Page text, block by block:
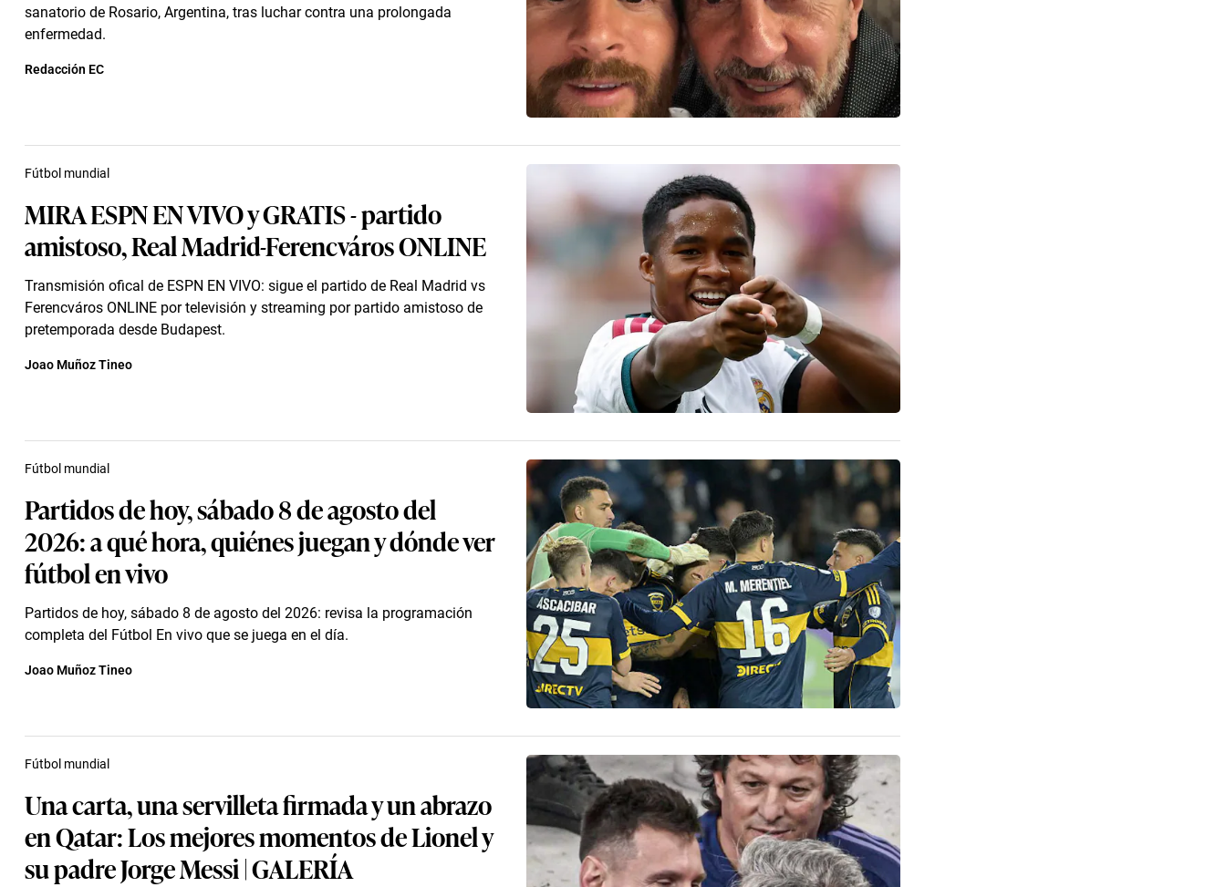
sanatorio de Rosario, Argentina, tras luchar contra una prolongada
enfermedad.
Redacción EC
MIRA ESPN EN VIVO y GRATIS - partido
amistoso, Real Madrid-Ferencváros ONLINE
Transmisión ofical de ESPN EN VIVO: sigue el partido de Real Madrid vs
Ferencváros ONLINE por televisión y streaming por partido amistoso de
pretemporada desde Budapest.
Fútbol mundial
Joao Muñoz Tineo
Partidos de hoy, sábado 8 de agosto del
2026: a qué hora, quiénes juegan y dónde ver
fútbol en vivo
Partidos de hoy, sábado 8 de agosto del 2026: revisa la programación
completa del Fútbol En vivo que se juega en el día.
Fútbol mundial
Joao Muñoz Tineo
Una carta, una servilleta firmada y un abrazo
en Qatar: Los mejores momentos de Lionel y
su padre Jorge Messi | GALERÍA
Fútbol mundial